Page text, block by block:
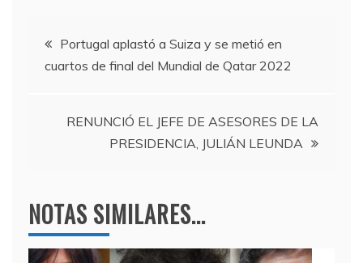
b
o
k
a
m
A
p
Navegación
de
entradas
Portugal aplastó a Suiza y se metió en
cuartos de final del Mundial de Qatar 2022
RENUNCIÓ EL JEFE DE ASESORES DE LA
PRESIDENCIA, JULIÁN LEUNDA
NOTAS SIMILARES...